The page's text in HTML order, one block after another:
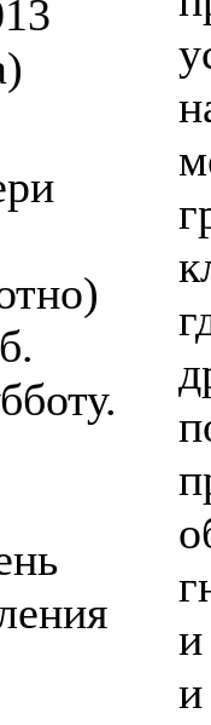
и